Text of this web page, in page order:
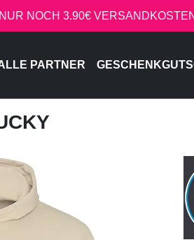
NOCH 3.90€
PARTNER